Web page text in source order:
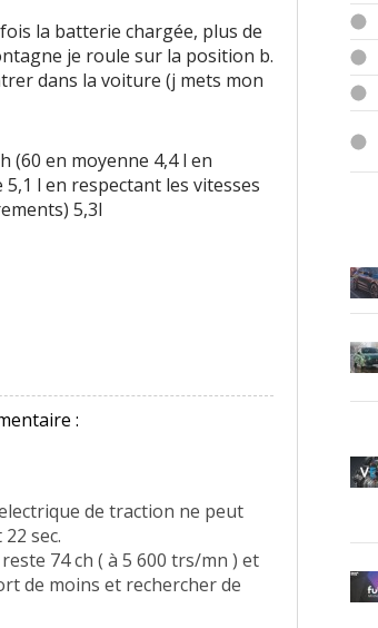
la batterie chargée, plus de
je roule sur la position b.
dans la voiture (j mets mon
(60 en moyenne 4,4 l en
l en respectant les vitesses
5,3l
:
de traction ne peut
sec.
74 ch ( à 5 600 trs/mn ) et
de moins et rechercher de